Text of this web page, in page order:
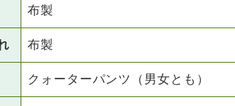
布製
布製
クォーターパンツ（男女とも）